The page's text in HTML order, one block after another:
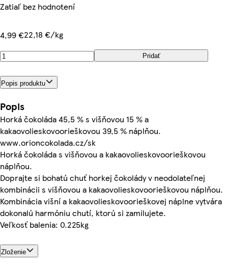
Zatiaľ bez hodnotení
4,99 €22,18 €/kg
Pridať
Popis produktu
Popis
Horká čokoláda 45,5 % s višňovou 15 % a
kakaovolieskovoorieškovou 39,5 % náplňou.
www.orioncokolada.cz/sk
Horká čokoláda s višňovou a kakaovolieskovoorieškovou
náplňou.
Doprajte si bohatú chuť horkej čokolády v neodolateľnej
kombinácii s višňovou a kakaovolieskovoorieškovou náplňou.
Kombinácia višní a kakaovolieskovoorieškovej náplne vytvára
dokonalú harmóniu chutí, ktorú si zamilujete.
Veľkosť balenia: 0.225kg
Zloženie